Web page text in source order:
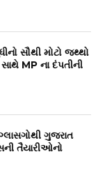
સૌથી મોટો જથ્થો
MP ના દંપતીની
ગુજરાત
તૈયારીઓનો